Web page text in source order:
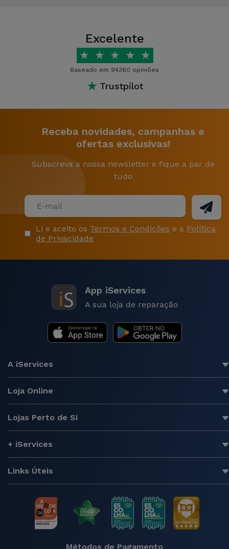
Excelente
★ ★ ★ ★ ★
Baseado em 94360 opiniões
★ Trustpilot
Receba novidades, campanhas e
ofertas exclusivas!
Subscreva a nossa newsletter e fique a par de
tudo
Li e aceito os Termos e Condições e a Política
de Privacidade
App iServices
A sua loja de reparação
A iServices
Loja Online
Lojas Perto de Si
+ iServices
Links Úteis
Métodos de Pagamento